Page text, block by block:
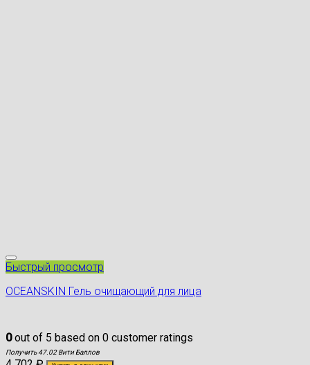
Быстрый просмотр
OCEANSKIN Гель очищающий для лица
0out of 5 based on 0 customer ratings
Получить 47.02 Вити Баллов